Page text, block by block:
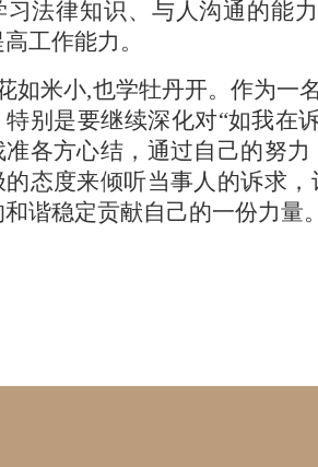
习法律知识、与人沟通的能
工作能力。
如米小,也学牡丹开。作为一
特别是要继续深化对“如我在
准各方心结，通过自己的努
的态度来倾听当事人的诉求
谐稳定贡献自己的一份力量。